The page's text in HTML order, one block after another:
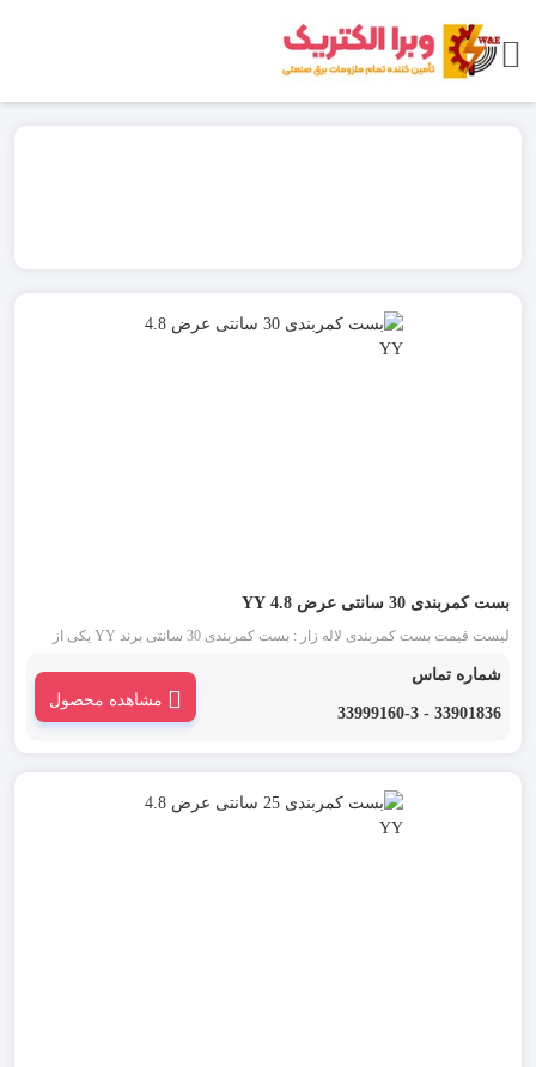
بست کمربندی 30 سانتی عرض 4.8 YY
لیست قیمت بست کمربندی لاله زار : بست کمربندی 30 سانتی برند YY یکی از
کمربندی در دو رنگ بست کمربندی سفید یا بی رنگ و بست کمربندی مشکی موجود
شماره تماس
33901836 - 33999160-3
مشاهده محصول